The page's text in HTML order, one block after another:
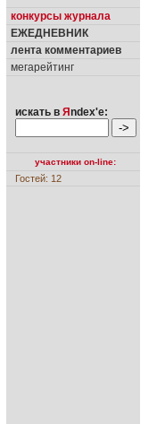
конкурсы журнала
ЕЖЕДНЕВНИК
лента комментариев
мегарейтинг
искать в Я ndex'е:
участники on-line:
Гостей: 12